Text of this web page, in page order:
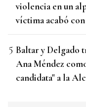
violencia en un
víctima acabó
Baltar y Delgado
Ana Méndez
candidata" a la